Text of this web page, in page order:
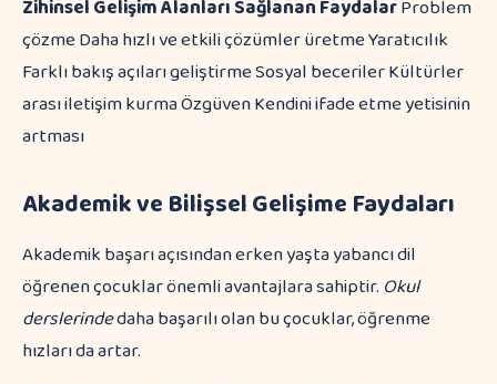
Zihinsel Gelişim AlanlarıSağlanan FaydalarProblem
çözme Daha hızlı ve etkili çözümler üretme Yaratıcılık
Farklı bakış açıları geliştirme Sosyal beceriler Kültürler
arası iletişim kurma Özgüven Kendini ifade etme yetisinin
artması
Akademik ve Bilişsel Gelişime Faydaları
Akademik başarı açısından erken yaşta yabancı dil
öğrenen çocuklar önemli avantajlara sahiptir. Okul
derslerindedaha başarılı olan bu çocuklar, öğrenme
hızları da artar.